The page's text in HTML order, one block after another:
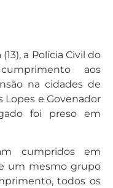
a Polícia Civil do
aos
na cidades de
Lopes e Govenador
foi preso em
cumpridos em
um mesmo grupo
todos os